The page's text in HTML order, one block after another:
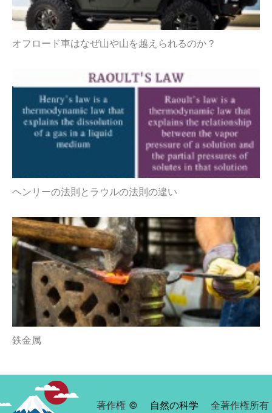
オフロード車はなぜ山や山を越えられるのか？
ヘンリーの法則とラウルの法則の違い
鉄金属
著作権 © 自然の科学 全著作権所有